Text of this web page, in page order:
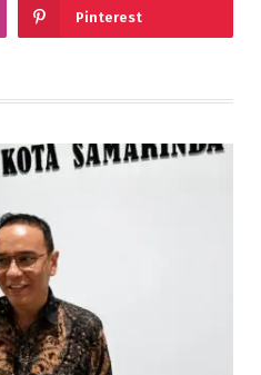
Pinterest